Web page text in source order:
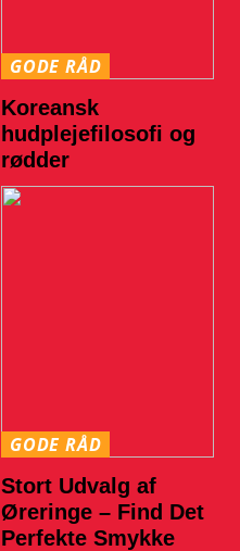
GODE RÅD
Koreansk
hudplejefilosofi og
rødder
GODE RÅD
Stort Udvalg af
Øreringe – Find Det
Perfekte Smykke